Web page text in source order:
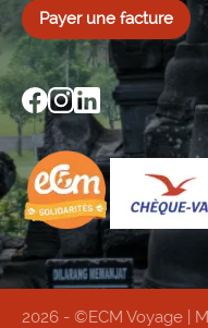
Payer une facture
2026 - ©ECM Voyage |